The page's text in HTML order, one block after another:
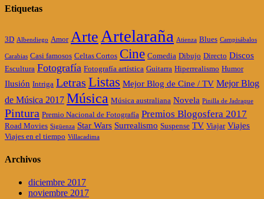
Etiquetas
3D Albendiego Amor ArteArtelaraña Atienza Blues Campisábalos
Carabias Casi famosos Celtas Cortos Cine Comedia Dibujo Directo Discos
Escultura Fotografía Fotografía artística Guitarra Hiperrealismo Humor
Ilusión Intriga Letras Listas Mejor Blog de Cine / TV Mejor Blog
de Música 2017 Música Música australiana Novela Pinilla de Jadraque
Pintura Premio Nacional de Fotografía Premios Blogosfera 2017
Road Movies Sigüenza Star Wars Surrealismo Suspense TV Viajar Viajes
Viajes en el tiempo Villacadima
Archivos
diciembre 2017
noviembre 2017